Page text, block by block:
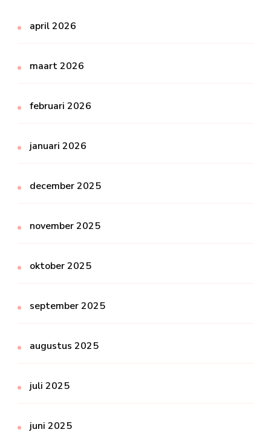
april 2026
maart 2026
februari 2026
januari 2026
december 2025
november 2025
oktober 2025
september 2025
augustus 2025
juli 2025
juni 2025